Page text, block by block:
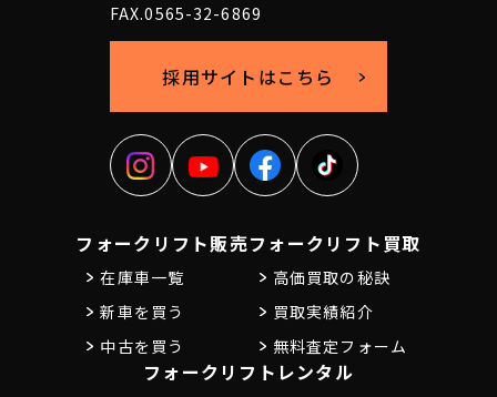
FAX.0565-32-6869
採用サイトはこちら
フォークリフト販売
在庫車一覧
新車を買う
中古を買う
フォークリフト買取
高価買取の秘訣
買取実績紹介
無料査定フォーム
フォークリフトレンタル